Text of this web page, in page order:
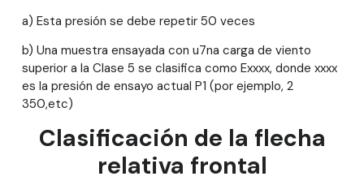
a) Esta presión se debe repetir 50 veces
b) Una muestra ensayada con u7na carga de viento
superior a la Clase 5 se clasifica como Exxxx, donde xxxx
es la presión de ensayo actual P1 (por ejemplo, 2
350,etc)
Clasificación de la flecha
relativa frontal